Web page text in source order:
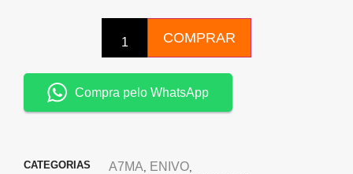
COMPRAR
Compra pelo WhatsApp
CATEGORIAS A7MA, ENIVO,